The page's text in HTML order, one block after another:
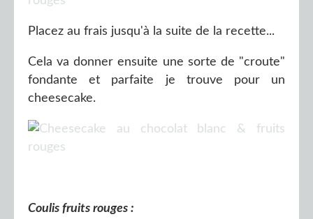
Placez au frais jusqu'à la suite de la recette...
Cela va donner ensuite une sorte de "croute"
fondante et parfaite je trouve pour un
cheesecake.
Coulis fruits rouges :